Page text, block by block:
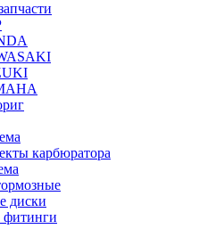
карбюратора
диски